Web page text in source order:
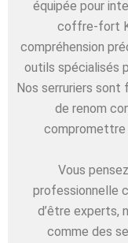
équipée pour
coffre-fort
compréhension
outils spécialisés
Nos serruriers sont
de renom
compromettre
Vous
professionnelle
d’être experts,
comme des